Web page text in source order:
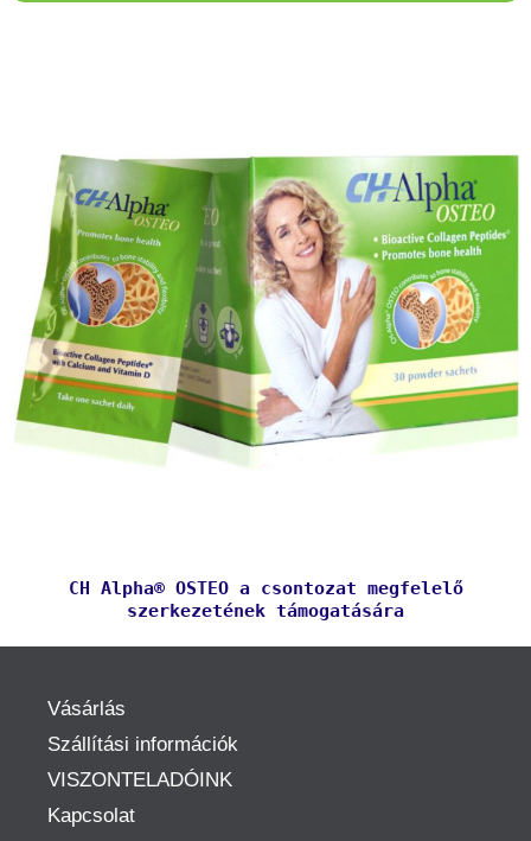
CH Alpha® OSTEO a csontozat megfelelő
szerkezetének támogatására
Vásárlás
Szállítási információk
VISZONTELADÓINK
Kapcsolat